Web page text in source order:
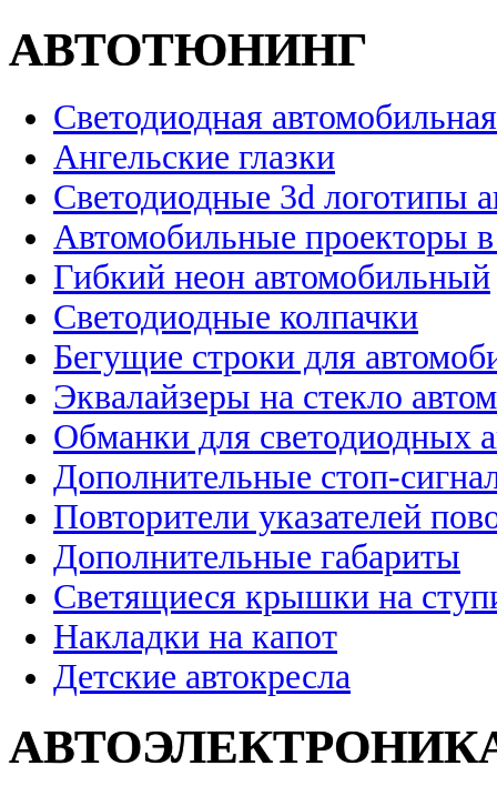
АВТОТЮНИНГ
Светодиодная
Ангельские глазки
Светодиодные 3d логотипы
Автомобильные проекторы
Гибкий неон автомобильный
Светодиодные колпачки
Бегущие строки для
Эквалайзеры на стекло
Обманки для светодиодных
Дополнительные стоп-
Повторители указателей
Дополнительные габариты
Светящиеся крышки на
Накладки на капот
Детские автокресла